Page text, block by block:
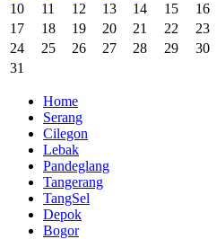
10
11 12 13 14 15
16
17
18 19 20 21 22
23
24
25 26 27 28 29
30
31
Home
Serang
Cilegon
Lebak
Pandeglang
Tangerang
TangSel
Depok
Bogor